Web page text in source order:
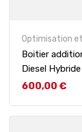
Optimisation
Boitier
Diesel Hybride
Prix
600,00 €